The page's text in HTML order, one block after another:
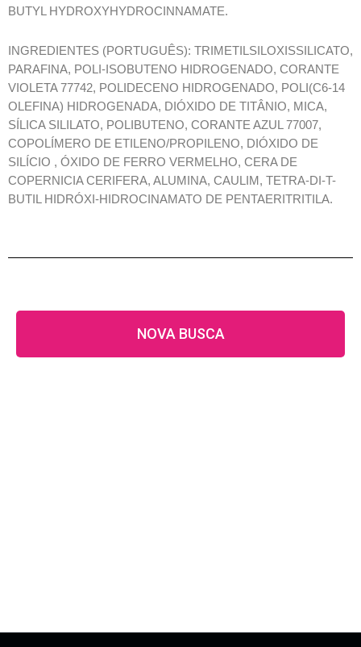
BUTYL HYDROXYHYDROCINNAMATE.
INGREDIENTES (PORTUGUÊS): TRIMETILSILOXISSILICATO,
PARAFINA, POLI-ISOBUTENO HIDROGENADO, CORANTE
VIOLETA 77742, POLIDECENO HIDROGENADO, POLI(C6-14
OLEFINA) HIDROGENADA, DIÓXIDO DE TITÂNIO, MICA,
SÍLICA SILILATO, POLIBUTENO, CORANTE AZUL 77007,
COPOLÍMERO DE ETILENO/PROPILENO, DIÓXIDO DE
SILÍCIO , ÓXIDO DE FERRO VERMELHO, CERA DE
COPERNICIA CERIFERA, ALUMINA, CAULIM, TETRA-DI-T-
BUTIL HIDRÓXI-HIDROCINAMATO DE PENTAERITRITILA.
NOVA BUSCA